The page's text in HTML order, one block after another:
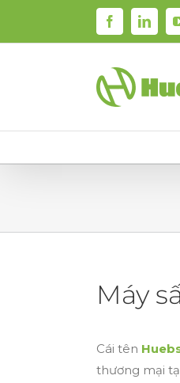
Facebook
Máy
Cái tên
thương mại